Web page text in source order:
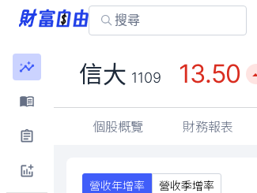
信大 1109 13.50
個股概覽 財務報表
營收年增率 營收季增率